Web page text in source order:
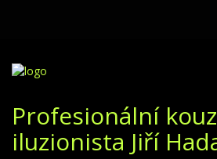
Profesionální
iluzionista Jiří